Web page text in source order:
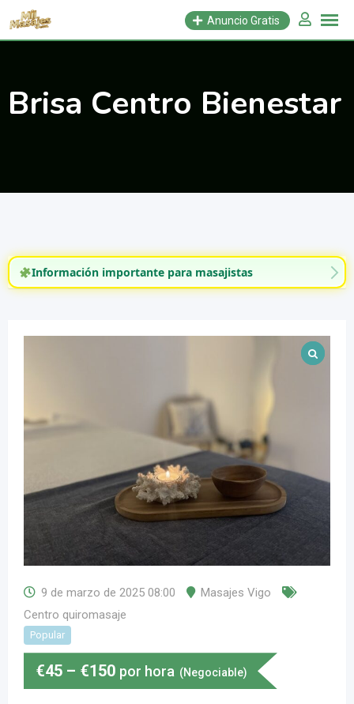
Saltar
Anuncio Gratis
Brisa Centro Bienestar
Información importante para masajistas
9 de marzo de 2025 08:00
Masajes Vigo
Centro quiromasaje
Popular
€45 – €150 por hora (Negociable)